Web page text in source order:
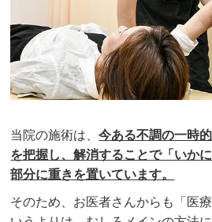
当院の施術は、今ある不調の一時
を把握し、解消することで「いか
部分に重きを置いています。
そのため、お医者さんからも「医